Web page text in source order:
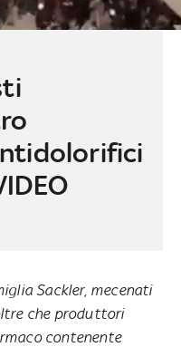
Sackler, mecenati
che produttori
contenente